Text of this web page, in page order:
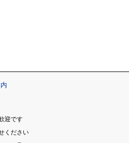
迎です
ください